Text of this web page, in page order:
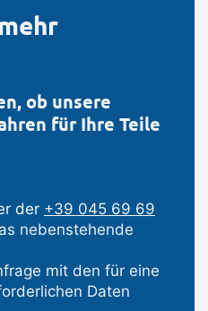
ob unsere
für Ihre Teile
der +39 045 69 69
nebenstehende
mit den für eine
Daten